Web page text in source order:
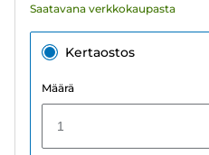
Saatavana verkkokaupasta
Kertaostos
Määrä
1